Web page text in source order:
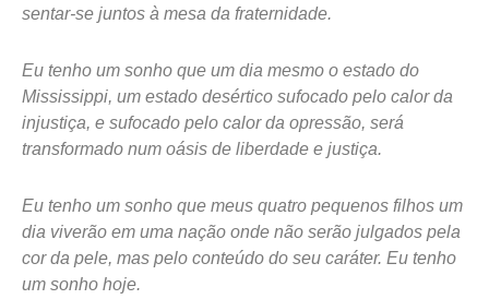
sentar-se juntos à mesa da fraternidade.
Eu tenho um sonho que um dia mesmo o estado do
Mississippi, um estado desértico sufocado pelo calor da
injustiça, e sufocado pelo calor da opressão, será
transformado num oásis de liberdade e justiça.
Eu tenho um sonho que meus quatro pequenos filhos um
dia viverão em uma nação onde não serão julgados pela
cor da pele, mas pelo conteúdo do seu caráter. Eu tenho
um sonho hoje.